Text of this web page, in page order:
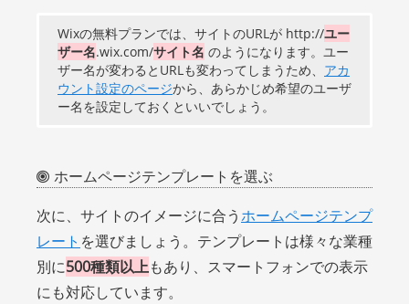
Wixの無料プランでは、サイトのURLが http://ユー
ザー名.wix.com/サイト名 のようになります。ユー
ザー名が変わるとURLも変わってしまうため、 アカ
ウント設定のページから、あらかじめ希望のユーザ
ー名を設定しておくといいでしょう。
ホームページテンプレートを選ぶ
次に、サイトのイメージに合うホームページテンプ
レート を選びましょう。テンプレートは様々な業種
別に500種類以上もあり、スマートフォンでの表示
にも対応しています。